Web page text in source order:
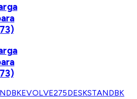
EVOLVE275DESKSTANDBK